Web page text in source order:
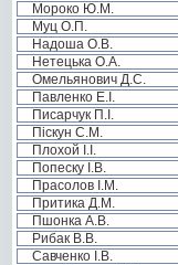
Мороко Ю.М.
Муц О.П.
Надоша О.В.
Нетецька О.А.
Омельянович Д.С.
Павленко Е.І.
Писарчук П.І.
Піскун С.М.
Плохой І.І.
Попеску І.В.
Прасолов І.М.
Притика Д.М.
Пшонка А.В.
Рибак В.В.
Савченко І.В.